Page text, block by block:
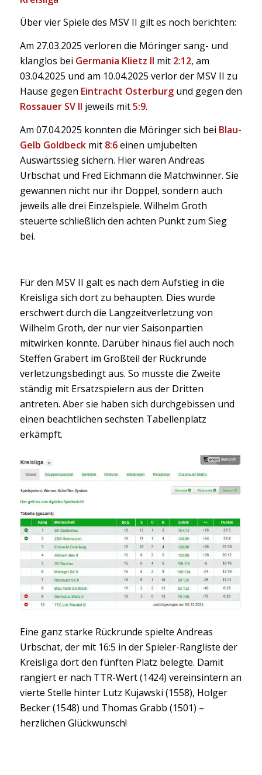
Über vier Spiele des MSV II gilt es noch berichten:
Am 27.03.2025 verloren die Möringer sang- und
klanglos bei Germania Klietz II mit 2:12, am
03.04.2025 und am 10.04.2025 verlor der MSV II zu
Hause gegen Eintracht Osterburgund gegen den
Rossauer SV II jeweils mit5:9.
Am 07.04.2025 konnten die Möringer sich bei Blau-
Gelb Goldbeckmit 8:6einen umjubelten
Auswärtssieg sichern. Hier waren Andreas
Urbschat und Fred Eichmann die Matchwinner. Sie
gewannen nicht nur ihr Doppel, sondern auch
jeweils alle drei Einzelspiele. Wilhelm Groth
steuerte schließlich den achten Punkt zum Sieg
bei.
Für den MSV II galt es nach dem Aufstieg in die
Kreisliga sich dort zu behaupten. Dies wurde
erschwert durch die Langzeitverletzung von
Wilhelm Groth, der nur vier Saisonpartien
mitwirken konnte. Darüber hinaus fiel auch noch
Steffen Grabert im Großteil der Rückrunde
verletzungsbedingt aus. So musste die Zweite
ständig mit Ersatzspielern aus der Dritten
antreten. Aber sie haben sich durchgebissen und
einen beachtlichen sechsten Tabellenplatz
erkämpft.
Eine ganz starke Rückrunde spielte Andreas
Urbschat, der mit 16:5 in der Spieler-Rangliste der
Kreisliga dort den fünften Platz belegte. Damit
rangiert er nach TTR-Wert (1424) vereinsintern an
vierte Stelle hinter Lutz Kujawski (1558), Holger
Becker (1548) und Thomas Grabb (1501) –
herzlichen Glückwunsch!